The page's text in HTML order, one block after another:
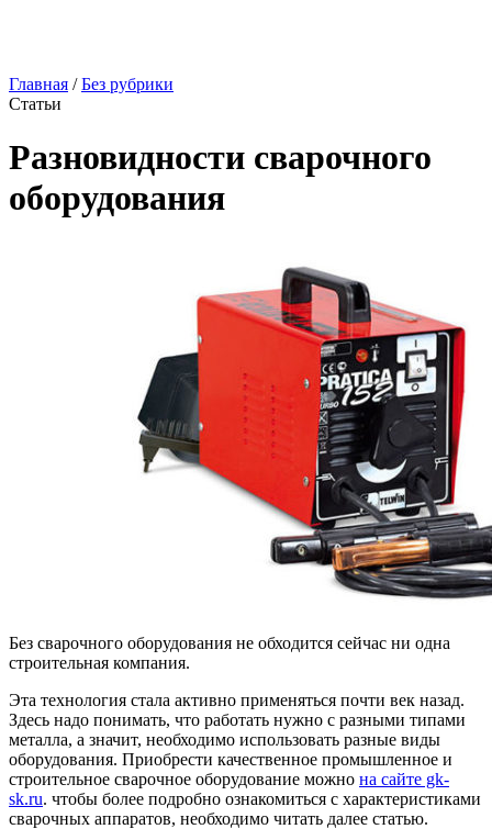
Главная /Без рубрики
Статьи
Разновидности сварочного
оборудования
Без сварочного оборудования не обходится сейчас ни одна
строительная компания.
Эта технология стала активно применяться почти век назад.
Здесь надо понимать, что работать нужно с разными типами
металла, а значит, необходимо использовать разные виды
оборудования. Приобрести качественное промышленное и
строительное сварочное оборудование можно на сайте gk-
sk.ru. чтобы более подробно ознакомиться с характеристиками
сварочных аппаратов, необходимо читать далее статью.